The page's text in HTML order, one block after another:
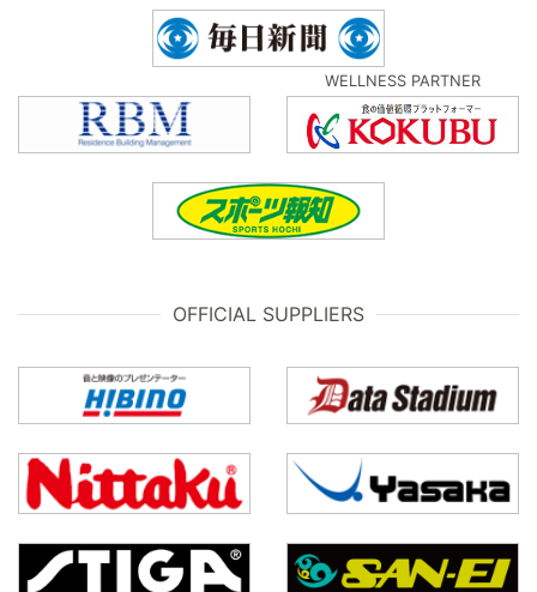
WELLNESS PARTNER
OFFICIAL SUPPLIERS